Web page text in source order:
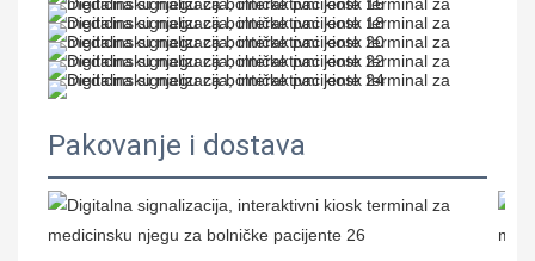
Pakovanje i dostava